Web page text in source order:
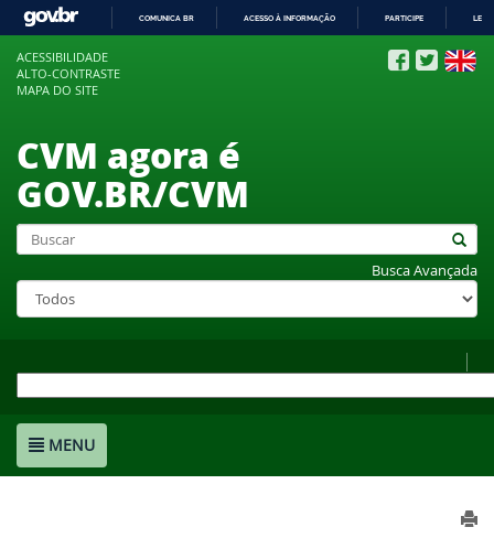
COMUNICA BR ACESSO À INFORMAÇÃO PARTICIPE
ACESSIBILIDADE
ALTO-CONTRASTE
MAPA DO SITE
CVM agora é
GOV.BR/CVM
Busca Avançada
MENU